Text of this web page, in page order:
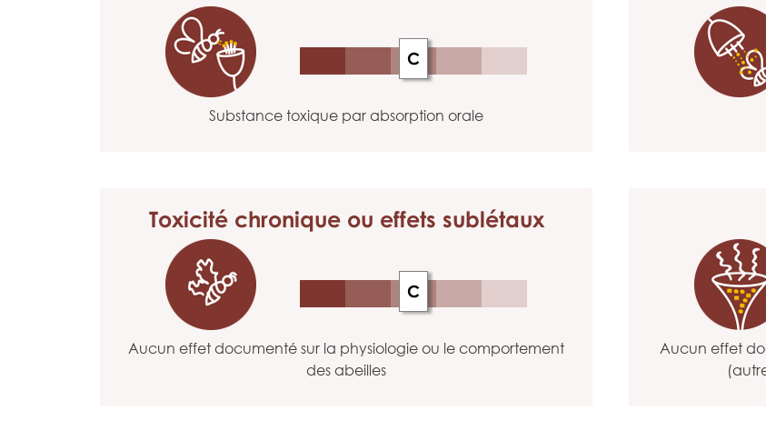
C
Substance toxique par absorption orale
Toxicité chroniqueou effets sublétaux
C
Aucun effet documenté sur la physiologie ou le comportement
des abeilles
Aucun effet